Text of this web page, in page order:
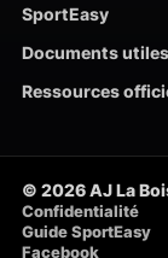
SportEasy
Documents utiles
Ressources
© 2026 AJ La
Confidentialité
Guide SportEasy
Facebook